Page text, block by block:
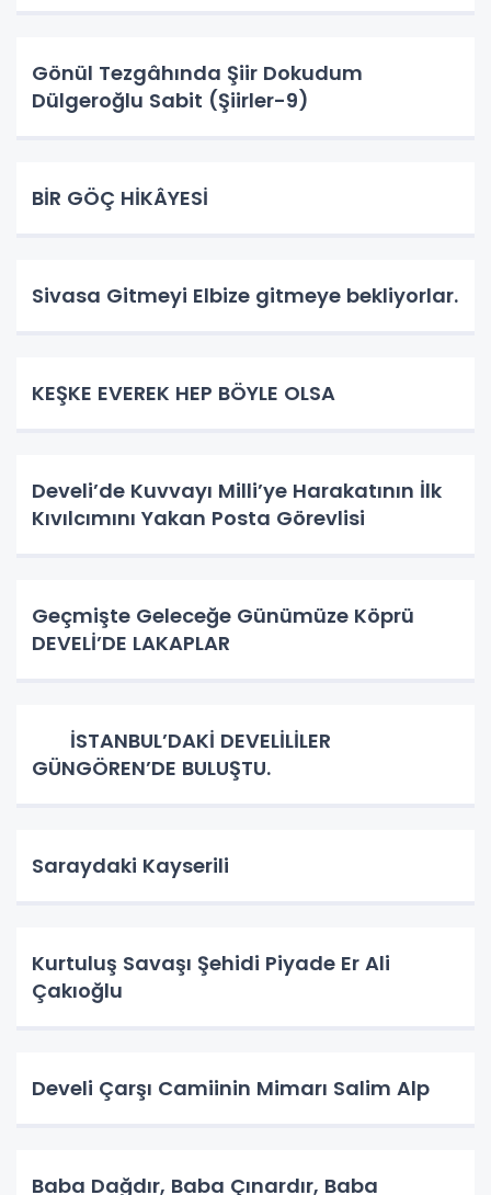
Gönül Tezgâhında Şiir Dokudum
Dülgeroğlu Sabit (Şiirler-9)
BİR GÖÇ HİKÂYESİ
Sivasa Gitmeyi Elbize gitmeye bekliyorlar.
KEŞKE EVEREK HEP BÖYLE OLSA
Develi’de Kuvvayı Milli’ye Harakatının İlk
Kıvılcımını Yakan Posta Görevlisi
Geçmişte Geleceğe Günümüze Köprü
DEVELİ’DE LAKAPLAR
İSTANBUL’DAKİ DEVELİLİLER
GÜNGÖREN’DE BULUŞTU.
Saraydaki Kayserili
Kurtuluş Savaşı Şehidi Piyade Er Ali
Çakıoğlu
Develi Çarşı Camiinin Mimarı Salim Alp
Baba Dağdır, Baba Çınardır, Baba